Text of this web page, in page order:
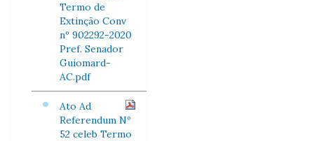
Termo de
Extinção Conv
nº 902292-2020
Pref. Senador
Guiomard-
AC.pdf
Ato Ad
Referendum Nº
52 celeb Termo